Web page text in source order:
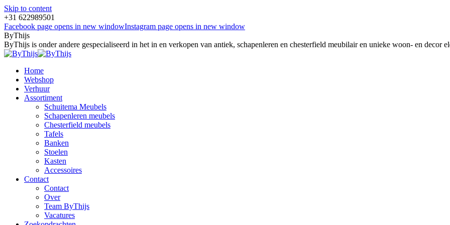
Skip to content
+31 622989501
Facebook page opens in new windowInstagram page opens in new window
ByThijs
ByThijs is onder andere gespecialiseerd in het in en verkopen van antiek, schapenleren en chesterfield meubilair en unieke woon- en decor
Home
Webshop
Verhuur
Assortiment
Schuitema Meubels
Schapenleren meubels
Chesterfield meubels
Tafels
Banken
Stoelen
Kasten
Accessoires
Contact
Contact
Over
Team ByThijs
Vacatures